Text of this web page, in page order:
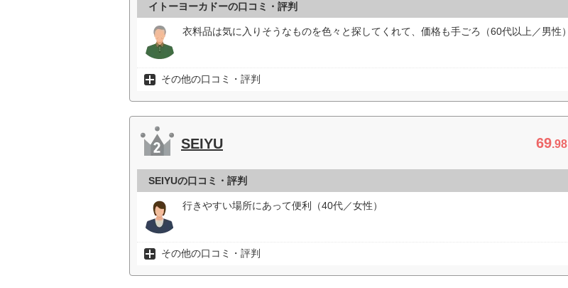
イトーヨーカドーの口コミ・評判
衣料品は気に入りそうなものを色々と探してくれて、価格も手ごろ（60代以上／男性）
その他の口コミ・評判
SEIYU 69.98
SEIYUの口コミ・評判
行きやすい場所にあって便利（40代／女性）
その他の口コミ・評判